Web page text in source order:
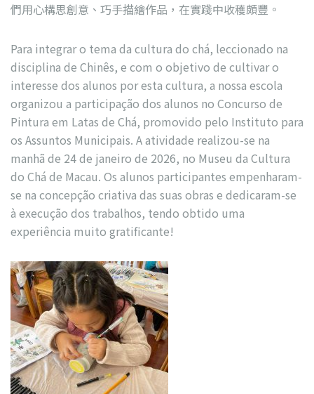
們用心構思創意、巧手描繪作品，在實踐中收穫頗豐。
Para integrar o tema da cultura do chá, leccionado na
disciplina de Chinês, e com o objetivo de cultivar o
interesse dos alunos por esta cultura, a nossa escola
organizou a participação dos alunos no Concurso de
Pintura em Latas de Chá, promovido pelo Instituto para
os Assuntos Municipais. A atividade realizou-se na
manhã de 24 de janeiro de 2026, no Museu da Cultura
do Chá de Macau. Os alunos participantes empenharam-
se na concepção criativa das suas obras e dedicaram-se
à execução dos trabalhos, tendo obtido uma
experiência muito gratificante!